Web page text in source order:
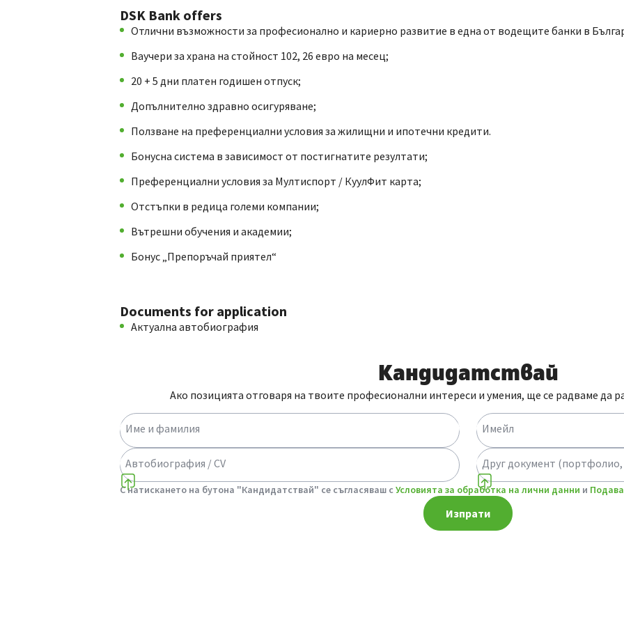
DSK Bank offers
Отлични възможности за професионално и кариерно развитие в една от водещите банки в
Ваучери за храна на стойност 102, 26 евро на месец;
20 + 5 дни платен годишен отпуск;
Допълнително здравно осигуряване;
Ползване на преференциални условия за жилищни и ипотечни кредити.
Бонусна система в зависимост от постигнатите резултати;
Преференциални условия за Мултиспорт / КуулФит карта;
Отстъпки в редица големи компании;
Вътрешни обучения и академии;
Бонус „Препоръчай приятел“
Documents for application
Актуална автобиография
Кандидатствай
Ако позицията отговаря на твоите професионални интереси и умения, ще се радваме да
Име и фамилия Имейл
Автобиография / CV
Друг документ
Select a choice
С натискането на бутона "Кандидатствай" се съгласяваш с Условията за обработка на лични данни и
Изпрати